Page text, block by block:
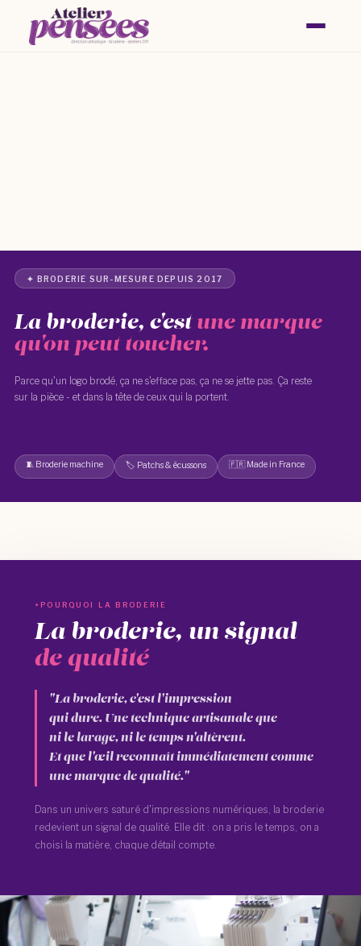
✦ BRODERIE SUR-MESURE DEPUIS 2017
La broderie, c'estune marque
qu'on peut toucher.
Parce qu'un logo brodé, ça ne s'efface pas, ça ne se jette pas. Ça reste
sur la pièce - et dans la tête de ceux qui la portent.
🧵 Broderie machine 🏷️ Patchs & écussons 🇫🇷 Made in France
POURQUOI LA BRODERIE
La broderie, un signal
de qualité
"La broderie, c'est l'impression
qui dure. Une technique artisanale que
ni le lavage, ni le temps n'altèrent.
Et que l'œil reconnaît immédiatement comme
une marque de qualité."
Dans un univers saturé d'impressions numériques, la broderie
redevient un signal de qualité. Elle dit : on a pris le temps, on a
choisi la matière, chaque détail compte.